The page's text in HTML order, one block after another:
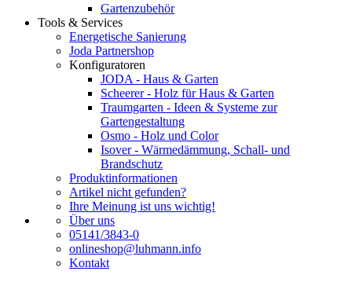
Gartenzubehör
Tools & Services
Energetische Sanierung
Joda Partnershop
Konfiguratoren
JODA - Haus & Garten
Scheerer - Holz für Haus & Garten
Traumgarten - Ideen & Systeme zur
Gartengestaltung
Osmo - Holz und Color
Isover - Wärmedämmung, Schall- und
Brandschutz
Produktinformationen
Artikel nicht gefunden?
Ihre Meinung ist uns wichtig!
Über uns
05141/3843-0
onlineshop@luhmann.info
Kontakt